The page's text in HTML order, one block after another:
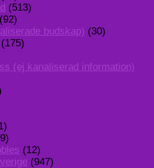
(513)
(92)
budskap) (30)
(175)
(ej kanaliserad information)
(12)
(947)